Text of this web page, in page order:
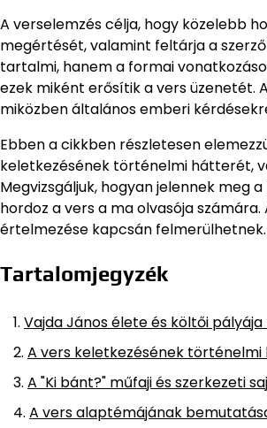
A verselemzés célja, hogy közelebb
megértését, valamint feltárja a
tartalmi, hanem a formai
ezek miként erősítik a vers üzenetét.
miközben általános emberi
Ebben a cikkben részletesen
keletkezésének történelmi hátterét,
Megvizsgáljuk, hogyan jelennek meg
hordoz a vers a ma olvasója
értelmezése kapcsán felmerülhetnek.
Tartalomjegyzék
Vajda János élete és költői
A vers keletkezésének
A "Ki bánt?" műfaji és szerkezeti
A vers alaptémájának